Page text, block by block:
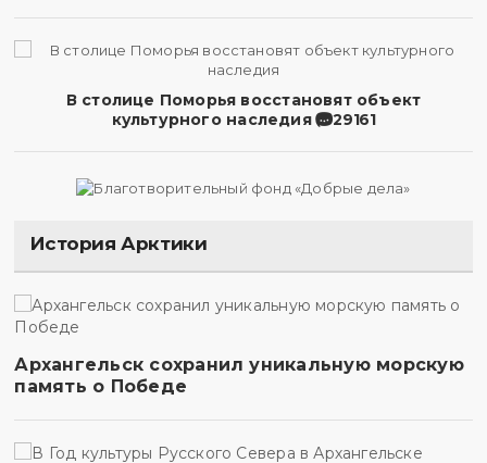
В столице Поморья восстановят объект
культурного наследия
29161
История Арктики
Архангельск сохранил уникальную морскую
память о Победе